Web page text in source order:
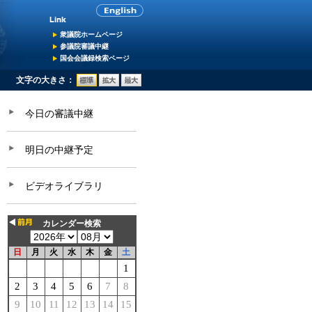
衆議院ホームページ
参議院審議中継
国会会議録検索ページ
文字の大きさ：
今日の審議中継
明日の中継予定
ビデオライブラリ
カレンダー検索
日 月 火 水 木 金 土
1
2
3 4 5 6 7
8
9
10 11 12 13 14
15